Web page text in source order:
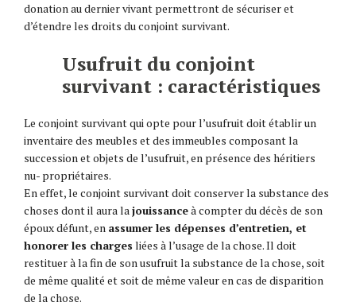
donation au dernier vivant permettront de sécuriser et
d’étendre les droits du conjoint survivant.
Usufruit du conjoint
survivant : caractéristiques
Le conjoint survivant qui opte pour l’usufruit doit établir un
inventaire des meubles et des immeubles composant la
succession et objets de l’usufruit, en présence des héritiers
nu- propriétaires.
En effet, le conjoint survivant doit conserver la substance des
choses dont il aura lajouissanceà compter du décès de son
époux défunt, en assumer les dépenses d’entretien, et
honorer les charges liées à l’usage de la chose. Il doit
restituer à la fin de son usufruit la substance de la chose, soit
de même qualité et soit de même valeur en cas de disparition
de la chose.